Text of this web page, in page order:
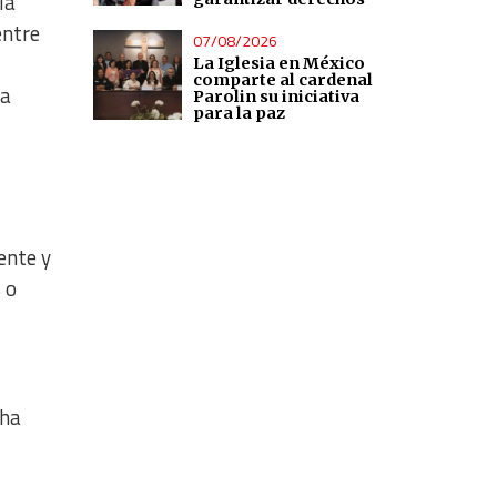
y
ha
07/08/2026
La Iglesia en México
comparte al cardenal
Parolin su iniciativa
para la paz